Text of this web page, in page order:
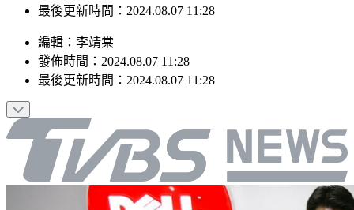
最後更新時間：2024.08.07 11:28
編輯 ： 李靖棠
發佈時間： 2024.08.07 11:28
最後更新時間： 2024.08.07 11:28